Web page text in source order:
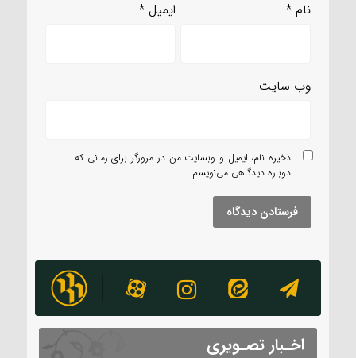
نام* ایمیل*
وب‌ سایت
ذخیره نام، ایمیل و وبسایت من در مرورگر برای زمانی که
دوباره دیدگاهی می‌نویسم.
اخـبار تصـویری